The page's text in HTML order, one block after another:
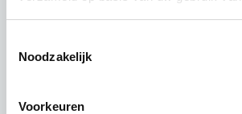
Noodzakelijk
Voorkeuren